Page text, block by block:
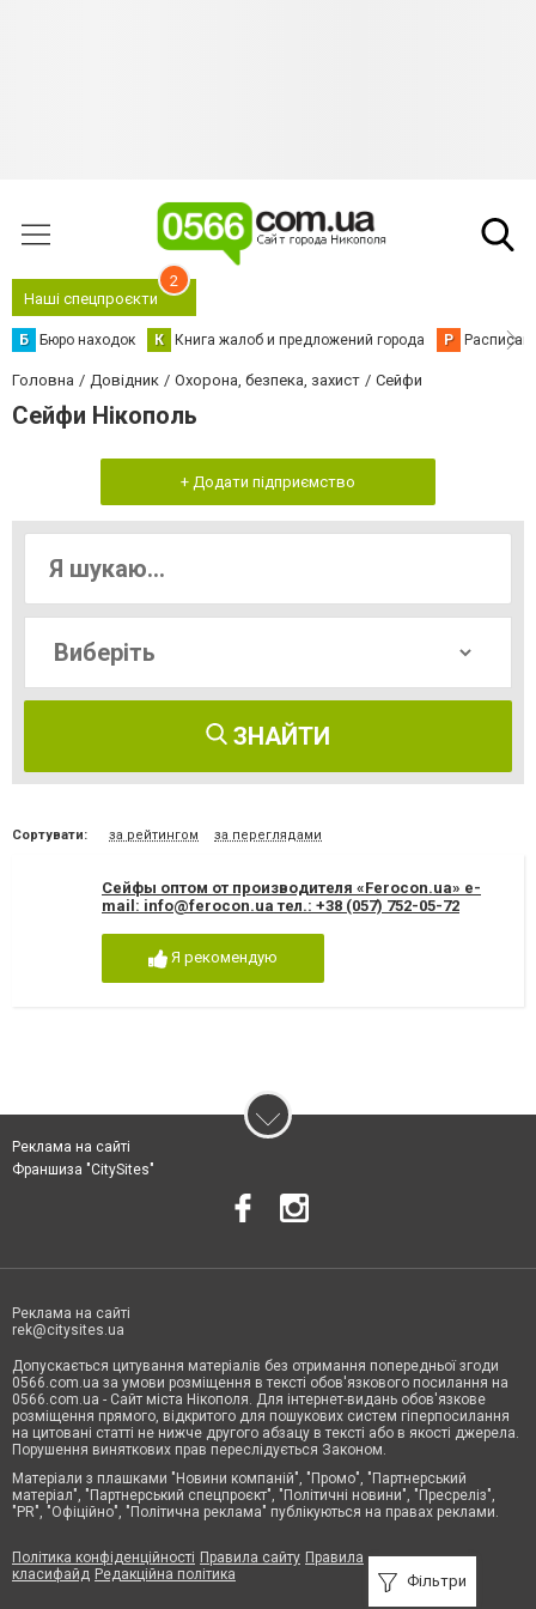
Наші спецпроєкти
2
Б Бюро находок К Книга жалоб и предложений города Р
Головна Довідник Охорона, безпека, захист Сейфи
Сейфи Нікополь
+ Додати підприємство
ЗНАЙТИ
Сортувати: за рейтингом за переглядами
Сейфы оптом от производителя «Ferocon.ua» е-
mаil: info@ferocon.ua тел.: +38 (057) 752-05-72
Я рекомендую
Фільтри
Реклама на сайті
Франшиза "CitySites"
Реклама на сайті
rek@citysites.ua
Допускається цитування матеріалів без отримання попередньої згоди
0566.com.ua за умови розміщення в тексті обов'язкового посилання на
0566.com.ua - Сайт міста Нікополя. Для інтернет-видань обов'язкове
розміщення прямого, відкритого для пошукових систем гіперпосилання
на цитовані статті не нижче другого абзацу в тексті або в якості джерела.
Порушення виняткових прав переслідується Законом.
Матеріали з плашками "Новини компаній", "Промо", "Партнерський
матеріал", "Партнерський спецпроєкт", "Політичні новини", "Пресреліз",
"PR", "Офіційно", "Політична реклама" публікуються на правах реклами.
Політика конфіденційності Правила сайту Правила
класифайд Редакційна політика